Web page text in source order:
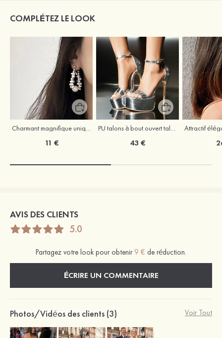
COMPLÉTEZ LE LOOK
Charmant magnifique unique perle boucles d'oreilles
11 €
PU talons à bout ouvert talon stiletto outdoor fête et soirée bal occasion spéciale mariage chaussures
43 €
AVIS DES CLIENTS
5.0
Partagez votre look pour obtenir 9 € de réduction.
ÉCRIRE UN COMMENTAIRE
Photos/Vidéos des clients (3) Voir Tout